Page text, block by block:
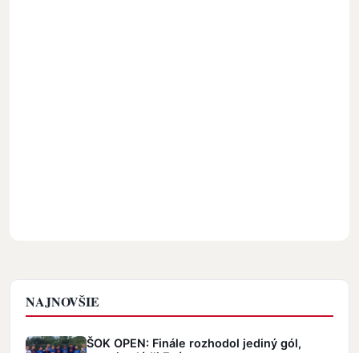
NAJNOVŠIE
ŠOK OPEN: Finále rozhodol jediný gól,